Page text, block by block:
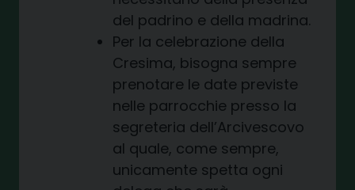
del padrino e della madrina.
Per la celebrazione della
Cresima, bisogna sempre
prenotare le date previste
nelle parrocchie presso la
segreteria dell’Arcivescovo
al quale, come sempre,
unicamente spetta ogni